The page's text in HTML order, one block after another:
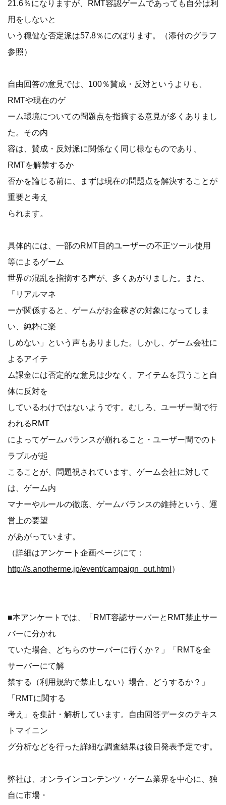
21.6％になりますが、RMT容認ゲームであっても自分は利
用をしないと
いう穏健な否定派は57.8％にのぼります。（添付のグラフ
参照）
自由回答の意見では、100％賛成・反対というよりも、
RMTや現在のゲ
ーム環境についての問題点を指摘する意見が多くありまし
た。その内
容は、賛成・反対派に関係なく同じ様なものであり、
RMTを解禁するか
否かを論じる前に、まずは現在の問題点を解決することが
重要と考え
られます。
具体的には、一部のRMT目的ユーザーの不正ツール使用
等によるゲーム
世界の混乱を指摘する声が、多くあがりました。また、
「リアルマネ
ーが関係すると、ゲームがお金稼ぎの対象になってしま
い、純粋に楽
しめない」という声もありました。しかし、ゲーム会社に
よるアイテ
ム課金には否定的な意見は少なく、アイテムを買うこと自
体に反対を
しているわけではないようです。むしろ、ユーザー間で行
われるRMT
によってゲームバランスが崩れること・ユーザー間でのト
ラブルが起
こることが、問題視されています。ゲーム会社に対して
は、ゲーム内
マナーやルールの徹底、ゲームバランスの維持という、運
営上の要望
があがっています。
（詳細はアンケート企画ページにて：
http://s.anotherme.jp/event/campaign_out.html）
■本アンケートでは、「RMT容認サーバーとRMT禁止サー
バーに分かれ
ていた場合、どちらのサーバーに行くか？」「RMTを全
サーバーにて解
禁する（利用規約で禁止しない）場合、どうするか？」
「RMTに関する
考え」を集計・解析しています。自由回答データのテキス
トマイニン
グ分析などを行った詳細な調査結果は後日発表予定です。
弊社は、オンラインコンテンツ・ゲーム業界を中心に、独
自に市場・